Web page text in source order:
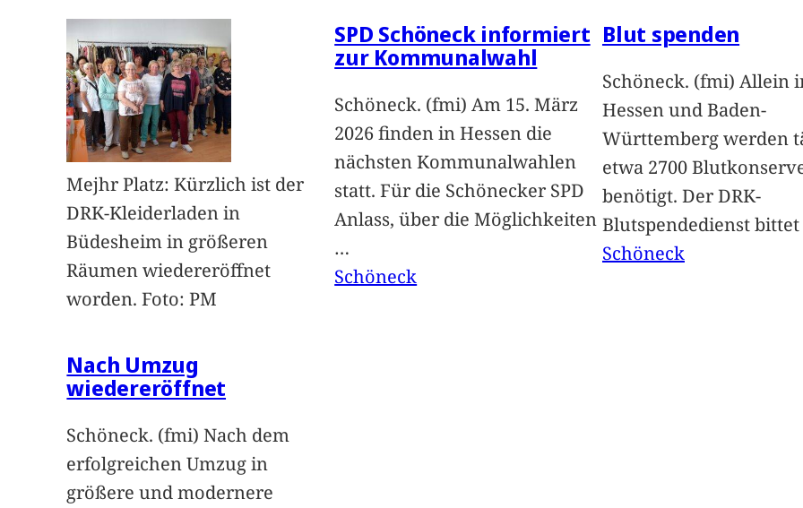
Mejhr Platz: Kürzlich ist der
DRK-Kleiderladen in
Büdesheim in größeren
Räumen wiedereröffnet
worden. Foto: PM
Nach Umzug
wiedereröffnet
Schöneck. (fmi) Nach dem
erfolgreichen Umzug in
größere und modernere
SPD Schöneck informiert
zur Kommunalwahl
Schöneck. (fmi) Am 15. März
2026 finden in Hessen die
nächsten Kommunalwahlen
statt. Für die Schönecker SPD
Anlass, über die Möglichkeiten
…
Schöneck
Blut spenden
Schöneck. (fmi) Allein
Hessen und Baden-
Württemberg werden
etwa 2700
benötigt. Der DRK-
Blutspendedienst bittet
Schöneck